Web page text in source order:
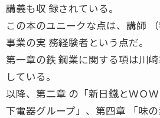
講義も収 録されている。
この本のユニークな点は、講師
事業の実 務経験者という点だ。
第一章の鉄 鋼業に関する項は川
している。
以降、第二章 の「新日鐵とＷＯ
下電器グループ」、第四章 「味の